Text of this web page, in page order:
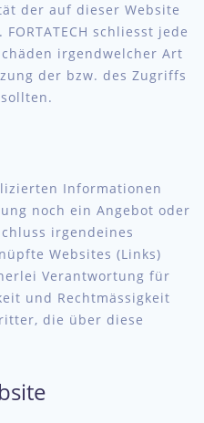
der auf dieser Website
schliesst jede
irgendwelcher Art
der bzw. des Zugriffs
Informationen
noch ein Angebot oder
irgendeines
Websites (Links)
Verantwortung für
und Rechtmässigkeit
die über diese